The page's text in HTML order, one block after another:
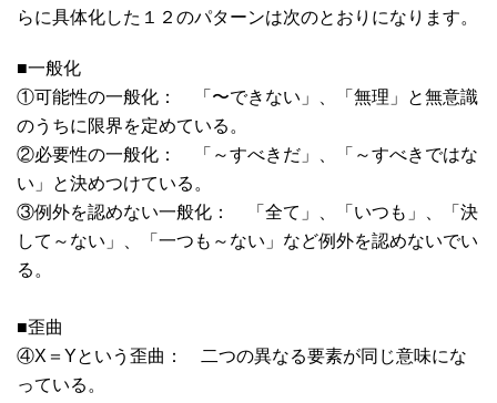
らに具体化した１２のパターンは次のとおりになります。
■一般化
①可能性の一般化： 「〜できない」、「無理」と無意識
のうちに限界を定めている。
②必要性の一般化： 「～すべきだ」、「～すべきではな
い」と決めつけている。
③例外を認めない一般化： 「全て」、「いつも」、「決
して～ない」、「一つも～ない」など例外を認めないでい
る。
■歪曲
④X＝Yという歪曲： 二つの異なる要素が同じ意味にな
っている。